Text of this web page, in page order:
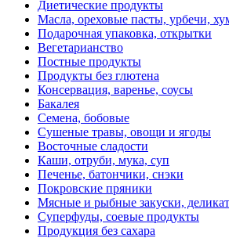
Диетические продукты
Масла, ореховые пасты, урбечи,
Подарочная упаковка, открытки
Вегетарианство
Постные продукты
Продукты без глютена
Консервация, варенье, соусы
Бакалея
Семена, бобовые
Сушеные травы, овощи и ягоды
Восточные сладости
Каши, отруби, мука, суп
Печенье, батончики, снэки
Покровские пряники
Мясные и рыбные закуски,
Суперфуды, соевые продукты
Продукция без сахара